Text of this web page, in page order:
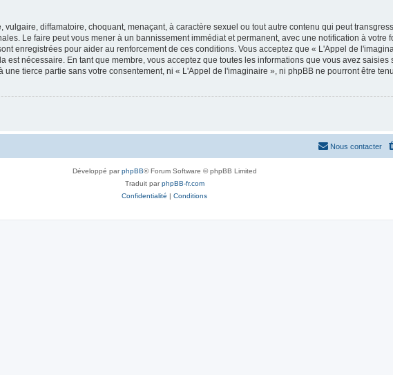
diffamatoire, choquant, menaçant, à caractère sexuel ou tout autre contenu qui peut
Le faire peut vous mener à un bannissement immédiat et permanent, avec une notification à votre
enregistrées pour aider au renforcement de ces conditions. Vous acceptez que « L'Appel de
est nécessaire. En tant que membre, vous acceptez que toutes les informations que vous avez
tierce partie sans votre consentement, ni « L'Appel de l'imaginaire », ni phpBB ne pourront être
Nous contacter
Développé parphpBB® Forum Software © phpBB Limited
Traduit parphpBB-fr.com
Confidentialité | Conditions